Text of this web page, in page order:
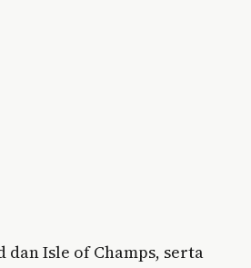
Isle of Champs, serta